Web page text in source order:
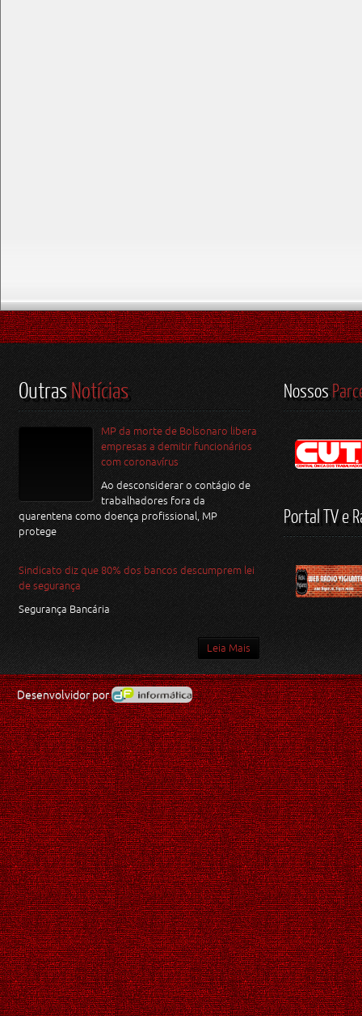
OutrasNotícias
MP da morte de Bolsonaro libera
empresas a demitir funcionários
com coronavírus
Ao desconsiderar o contágio de
trabalhadores fora da
quarentena como doença profissional, MP
protege
Sindicato diz que 80% dos bancos descumprem lei
de segurança
Segurança Bancária
Leia Mais
Nossos
Portal TV e
Desenvolvidor por